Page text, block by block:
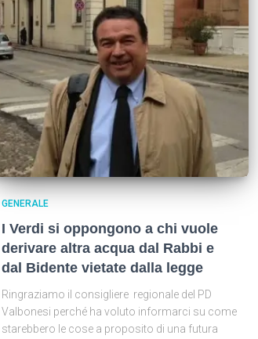
GENERALE
I Verdi si oppongono a chi vuole
derivare altra acqua dal Rabbi e
dal Bidente vietate dalla legge
Ringraziamo il consigliere regionale del PD
Valbonesi perché ha voluto informarci su come
starebbero le cose a proposito di una futura